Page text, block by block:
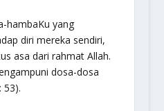
hambaKu yang
diri mereka sendiri,
asa dari rahmat Allah.
dosa-dosa
53).